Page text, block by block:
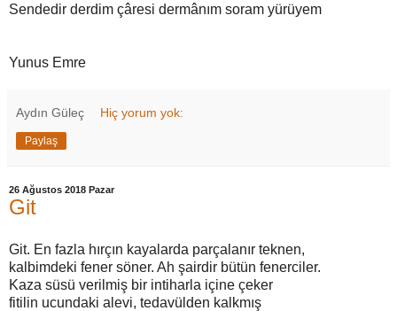
Sendedir derdim çâresi dermânım soram yürüyem
Yunus Emre
Aydın Güleç Hiç yorum yok:
Paylaş
26 Ağustos 2018 Pazar
Git
Git. En fazla hırçın kayalarda parçalanır teknen,
kalbimdeki fener söner. Ah şairdir bütün fenerciler.
Kaza süsü verilmiş bir intiharla içine çeker
fitilin ucundaki alevi, tedavülden kalkmış